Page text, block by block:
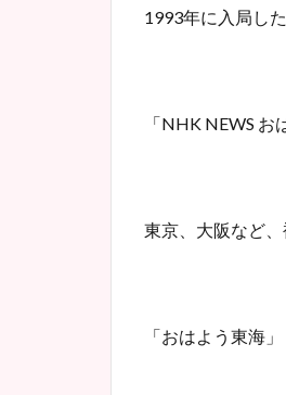
1993年に入局し
「NHK NEWS
東京、大阪など
「おはよう東海